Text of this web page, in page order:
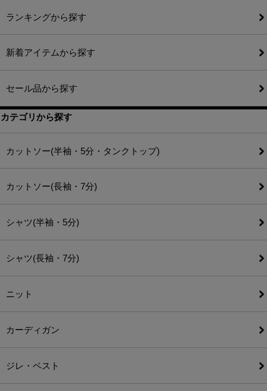
ランキングから探す
新着アイテムから探す
セール品から探す
カテゴリから探す
カットソー(半袖・5分・タンクトップ)
カットソー(長袖・7分)
シャツ(半袖・5分)
シャツ(長袖・7分)
ニット
カーディガン
ジレ・ベスト